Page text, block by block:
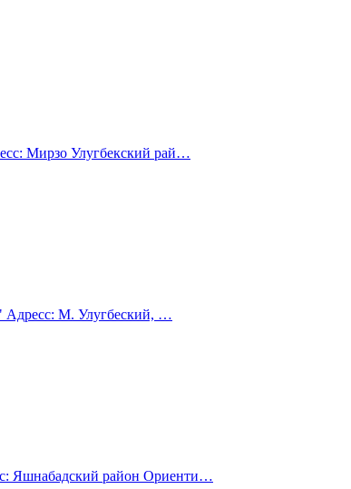
Мирзо Улугбекский рай…
Адресс: М. Улугбеский, …
Яшнабадский район Ориенти…